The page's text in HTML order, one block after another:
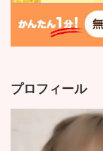
プロフィール